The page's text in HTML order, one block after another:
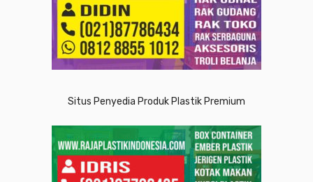
Situs Penyedia Produk Plastik Premium